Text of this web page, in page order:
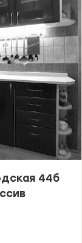
44б